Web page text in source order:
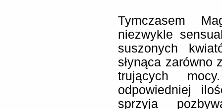
Tymczasem
niezwykle
suszonych
słynąca zarówno
trujących
odpowiedniej
sprzyja